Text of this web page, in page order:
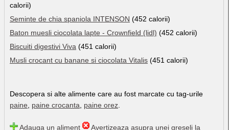
calorii)
Seminte de chia spaniola INTENSON (452 calorii)
Baton muesli ciocolata lapte - Crownfield (lidl) (452 calorii)
Biscuiti digestivi Viva (451 calorii)
Musli crocant cu banane si ciocolata Vitalis (451 calorii)
Descopera si alte alimente care au fost marcate cu tag-urile
paine
paine crocanta paine orez
Adauga un aliment
Avertizeaza asupra unei greseli la